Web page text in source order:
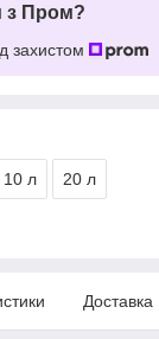
з Пром?
захистом
10 л 20 л
Доставка